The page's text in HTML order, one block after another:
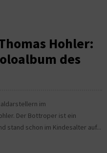
Hohler:
des
im
Der Bottroper ist ein
stand schon im Kindesalter auf...